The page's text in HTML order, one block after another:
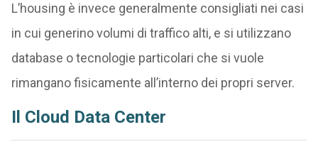
L’housing è invece generalmente consigliati nei casi
in cui generino volumi di traffico alti, e si utilizzano
database o tecnologie particolari che si vuole
rimangano fisicamente all’interno dei propri server.
Il Cloud Data Center